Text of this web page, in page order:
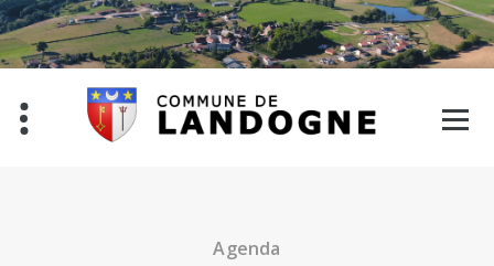
Aller
au
contenu
Agenda